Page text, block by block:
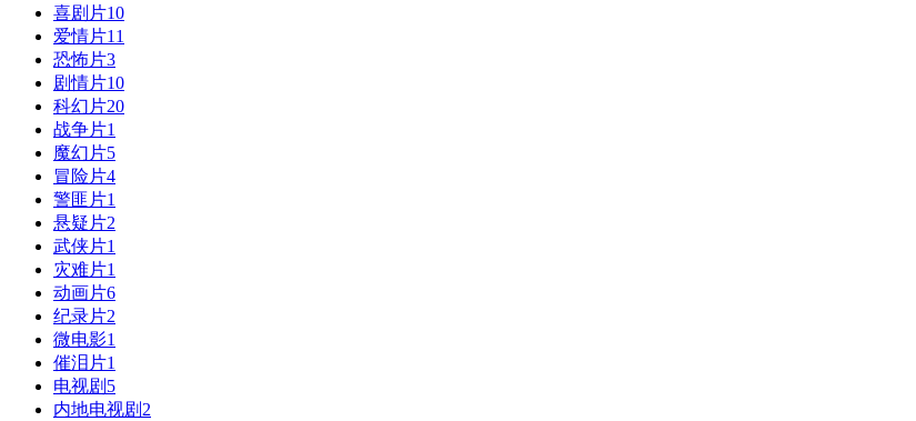
喜剧片10
爱情片11
恐怖片3
剧情片10
科幻片20
战争片1
魔幻片5
冒险片4
警匪片1
悬疑片2
武侠片1
灾难片1
动画片6
纪录片2
微电影1
催泪片1
电视剧 5
内地电视剧 2